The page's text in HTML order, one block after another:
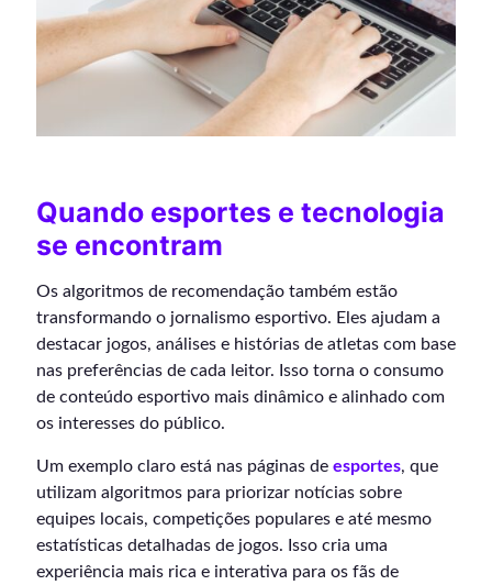
Quando esportes e tecnologia
se encontram
Os algoritmos de recomendação também estão
transformando o jornalismo esportivo. Eles ajudam a
destacar jogos, análises e histórias de atletas com base
nas preferências de cada leitor. Isso torna o consumo
de conteúdo esportivo mais dinâmico e alinhado com
os interesses do público.
Um exemplo claro está nas páginas de esportes, que
utilizam algoritmos para priorizar notícias sobre
equipes locais, competições populares e até mesmo
estatísticas detalhadas de jogos. Isso cria uma
experiência mais rica e interativa para os fãs de